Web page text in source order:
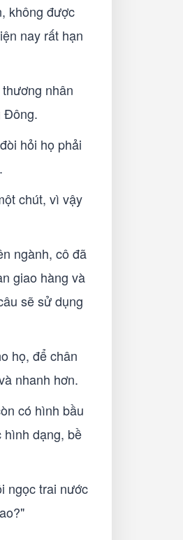
không được
nay rất hạn
nhân
Đông.
hỏi họ phải
chút, vì vậy
ngành, cô đã
giao hàng và
sẽ sử dụng
họ, để chân
nhanh hơn.
có hình bầu
dạng, bề
ngọc trai nước